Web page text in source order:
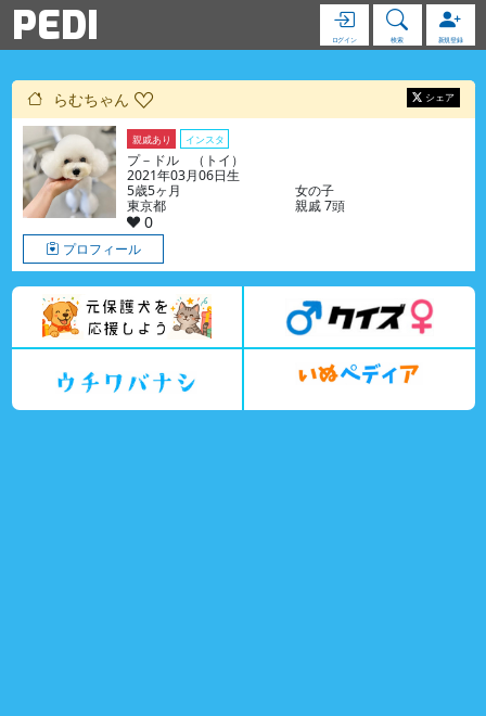
PEDI ログイン 検索 新規登録
らむちゃん シェア
親戚あり インスタ
プ－ドル （トイ）
2021年03月06日生
5歳5ヶ月
女の子
東京都
親戚 7頭
0
プロフィール